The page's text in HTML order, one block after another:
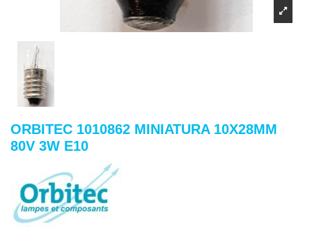
ORBITEC 1010862 MINIATURA 10X28MM
80V 3W E10